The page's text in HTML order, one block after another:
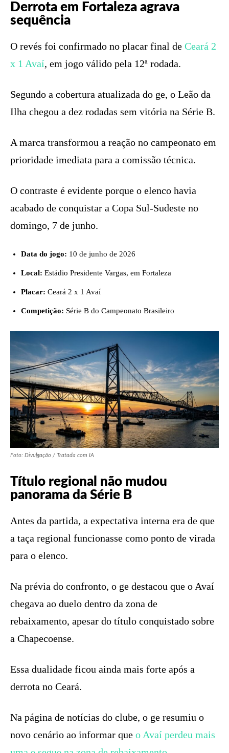
Derrota em Fortaleza agrava
sequência
O revés foi confirmado no placar final de Ceará 2
x 1 Avaí, em jogo válido pela 12ª rodada.
Segundo a cobertura atualizada do ge, o Leão da
Ilha chegou a dez rodadas sem vitória na Série B.
A marca transformou a reação no campeonato em
prioridade imediata para a comissão técnica.
O contraste é evidente porque o elenco havia
acabado de conquistar a Copa Sul-Sudeste no
domingo, 7 de junho.
Data do jogo: 10 de junho de 2026
Local: Estádio Presidente Vargas, em Fortaleza
Placar: Ceará 2 x 1 Avaí
Competição: Série B do Campeonato Brasileiro
Foto: Divulgação / Tratada com IA
Título regional não mudou
panorama da Série B
Antes da partida, a expectativa interna era de que
a taça regional funcionasse como ponto de virada
para o elenco.
Na prévia do confronto, o ge destacou que o Avaí
chegava ao duelo dentro da zona de
rebaixamento, apesar do título conquistado sobre
a Chapecoense.
Essa dualidade ficou ainda mais forte após a
derrota no Ceará.
Na página de notícias do clube, o ge resumiu o
novo cenário ao informar que o Avaí perdeu mais